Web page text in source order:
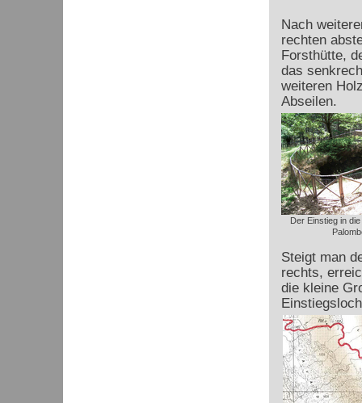
Nach
rechten
Forsthütte,
das
weiteren
Abseilen.
Der Einstieg in
Steigt man
rechts,
die kleine